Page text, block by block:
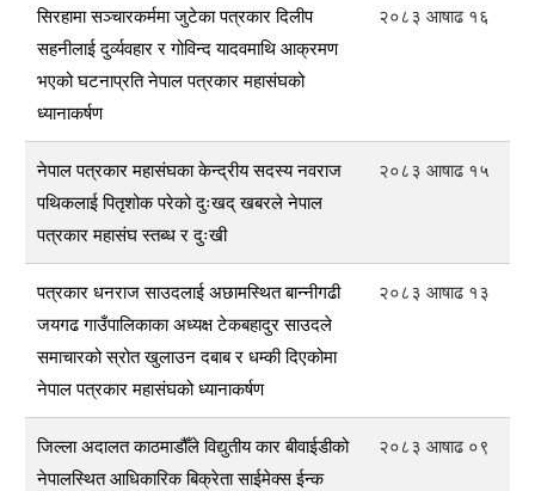
सिरहामा सञ्चारकर्ममा जुटेका पत्रकार दिलीप
सहनीलाई दुर्व्यवहार र गोविन्द यादवमाथि आक्रमण
भएको घटनाप्रति नेपाल पत्रकार महासंघको
ध्यानाकर्षण
२०८३ आषाढ १६
नेपाल पत्रकार महासंघका केन्द्रीय सदस्य नवराज
पथिकलाई पितृशोक परेको दुःखद् खबरले नेपाल
पत्रकार महासंघ स्तब्ध र दुःखी
२०८३ आषाढ १५
पत्रकार धनराज साउदलाई अछामस्थित बान्नीगढी
जयगढ गाउँपालिकाका अध्यक्ष टेकबहादुर साउदले
समाचारको स्रोत खुलाउन दबाब र धम्की दिएकोमा
नेपाल पत्रकार महासंघको ध्यानाकर्षण
२०८३ आषाढ १३
जिल्ला अदालत काठमाडौँले विद्युतीय कार बीवाईडीको
नेपालस्थित आधिकारिक बिक्रेता साईमेक्स ईन्क
२०८३ आषाढ ०९